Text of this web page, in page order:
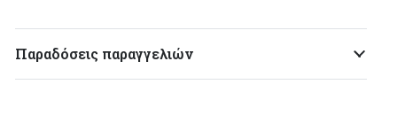
Παραδόσεις παραγγελιών